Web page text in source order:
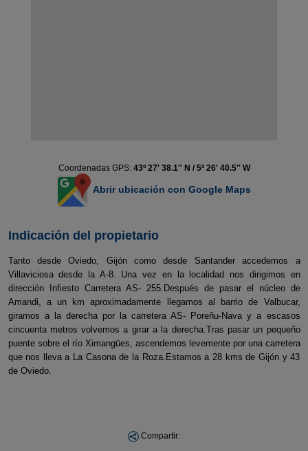
Coordenadas GPS: 43º 27' 38.1'' N / 5º 26' 40.5'' W
Abrir ubicación con Google Maps
Indicación del propietario
Tanto desde Oviedo, Gijón como desde Santander accedemos a
Villaviciosa desde la A-8. Una vez en la localidad nos dirigimos en
dirección Infiesto Carretera AS- 255.Después de pasar el núcleo de
Amandi, a un km aproximadamente llegamos al barrio de Valbucar,
giramos a la derecha por la carretera AS- Poreñu-Nava y a escasos
cincuenta metros volvemos a girar a la derecha.Tras pasar un pequeño
puente sobre el río Ximangües, ascendemos levemente por una carretera
que nos lleva a La Casona de la Roza.Estamos a 28 kms de Gijón y 43
de Oviedo.
Compartir: